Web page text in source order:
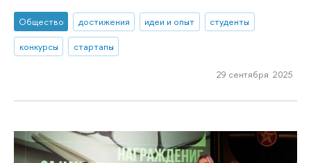
Общество достижения идеи и опыт
студенты
конкурсы
стартапы
29 сентября 2025